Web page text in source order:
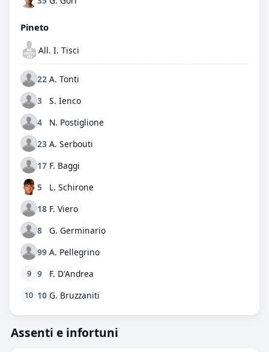
Pineto
All. I. Tisci
22 A. Tonti
3
S. Ienco
4
N. Postiglione
23 A. Serbouti
17 F. Baggi
5
L. Schirone
18 F. Viero
8
G. Germinario
99 A. Pellegrino
9 9 F. D'Andrea
10 10 G. Bruzzaniti
Assenti e infortuni